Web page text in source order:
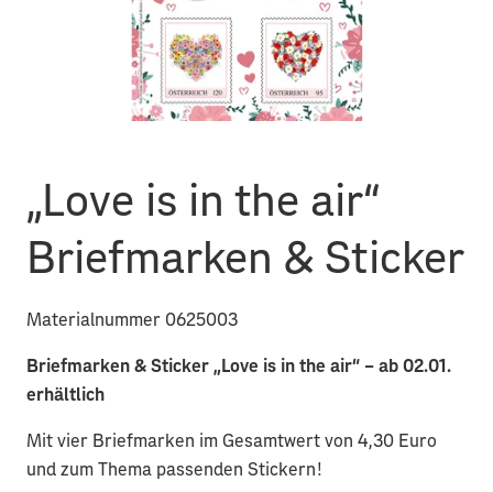
„Love is in the air“
Briefmarken & Sticker
Materialnummer 0625003
Briefmarken & Sticker „Love is in the air“ – ab 02.01.
erhältlich
Mit vier Briefmarken im Gesamtwert von 4,30 Euro
und zum Thema passenden Stickern!